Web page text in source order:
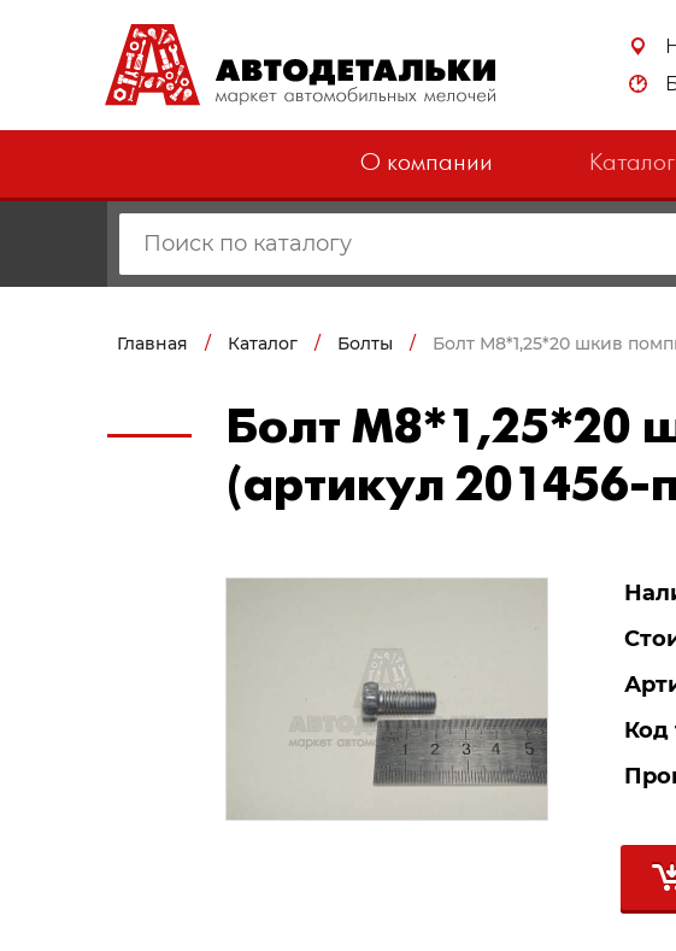
О компании Каталог
Главная / Каталог / Болты / Болт М8*1,25*20 шкив
Болт М8*1,25*20
(артикул 201456-
Код